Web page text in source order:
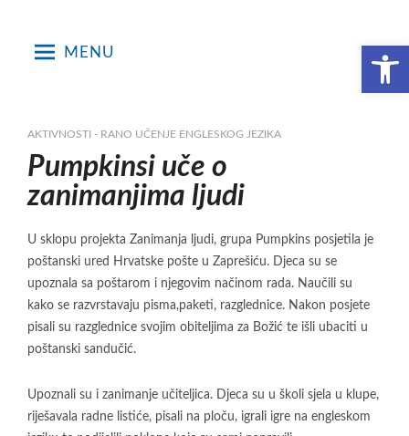
Open toolbar
MENU
AKTIVNOSTI - RANO UČENJE ENGLESKOG JEZIKA
Pumpkinsi uče o
zanimanjima ljudi
U sklopu projekta Zanimanja ljudi, grupa Pumpkins posjetila je
poštanski ured Hrvatske pošte u Zaprešiću. Djeca su se
upoznala sa poštarom i njegovim načinom rada. Naučili su
kako se razvrstavaju pisma,paketi, razglednice. Nakon posjete
pisali su razglednice svojim obiteljima za Božić te išli ubaciti u
poštanski sandučić.
Upoznali su i zanimanje učiteljica. Djeca su u školi sjela u klupe,
riješavala radne listiće, pisali na ploču, igrali igre na engleskom